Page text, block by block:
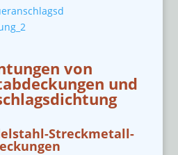
von
und
Streckmetall-